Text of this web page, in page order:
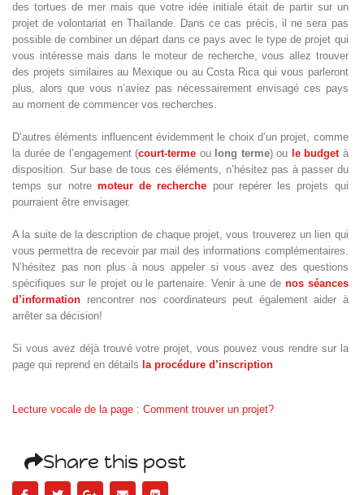
des tortues de mer mais que votre idée initiale était de partir sur un
projet de volontariat en Thaïlande. Dans ce cas précis, il ne sera pas
possible de combiner un départ dans ce pays avec le type de projet qui
vous intéresse mais dans le moteur de recherche, vous allez trouver
des projets similaires au Mexique ou au Costa Rica qui vous parleront
plus, alors que vous n’aviez pas nécessairement envisagé ces pays
au moment de commencer vos recherches.
D’autres éléments influencent évidemment le choix d’un projet, comme
la durée de l’engagement (court-terme ou long terme) ou le budgetà
disposition. Sur base de tous ces éléments, n’hésitez pas à passer du
temps sur notre moteur de recherche pour repérer les projets qui
pourraient être envisager.
A la suite de la description de chaque projet, vous trouverez un lien qui
vous permettra de recevoir par mail des informations complémentaires.
N’hésitez pas non plus à nous appeler si vous avez des questions
spécifiques sur le projet ou le partenaire. Venir à une de nos séances
d’information rencontrer nos coordinateurs peut également aider à
arrêter sa décision!
Si vous avez déjà trouvé votre projet, vous pouvez vous rendre sur la
page qui reprend en détails la procédure d’inscription
Lecture vocale de la page : Comment trouver un projet?
Share this post